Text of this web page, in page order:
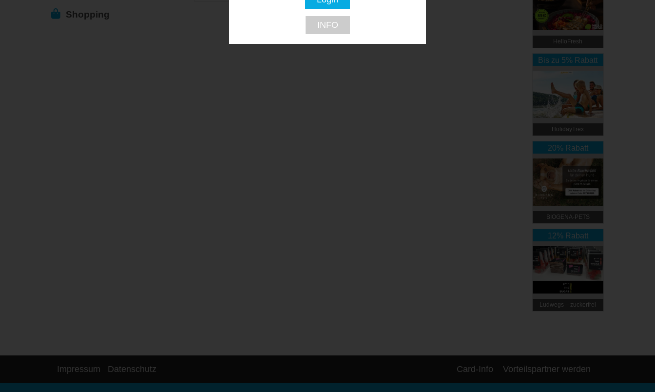
Shopping
HelloFresh
Bis zu 5% Rabatt
HolidayTrex
20% Rabatt
BIOGENA-PETS
12% Rabatt
Ludwegs – zuckerfrei
leben
Impressum Datenschutz Card-Info Vorteilspartner werden
INFO